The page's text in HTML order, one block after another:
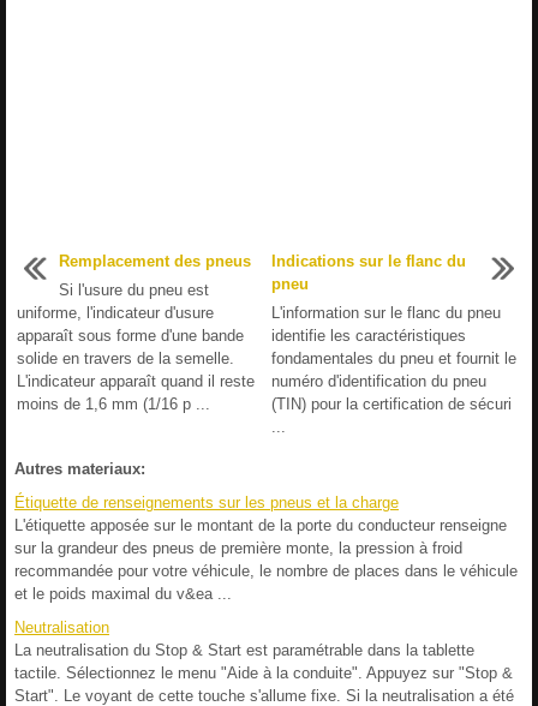
Remplacement des pneus
Si l'usure du pneu est
uniforme, l'indicateur d'usure
apparaît sous forme d'une bande
solide en travers de la semelle.
L'indicateur apparaît quand il reste
moins de 1,6 mm (1/16 p ...
Indications sur le flanc du
pneu
L'information sur le flanc du pneu
identifie les caractéristiques
fondamentales du pneu et fournit le
numéro d'identification du pneu
(TIN) pour la certification de sécuri
Autres materiaux:
Étiquette de renseignements sur les pneus et la charge
L'étiquette apposée sur le montant de la porte du conducteur renseigne
sur la grandeur des pneus de première monte, la pression à froid
recommandée pour votre véhicule, le nombre de places dans le véhicule
et le poids maximal du v&ea ...
Neutralisation
La neutralisation du Stop & Start est paramétrable dans la tablette
tactile. Sélectionnez le menu "Aide à la conduite". Appuyez sur "Stop &
Start". Le voyant de cette touche s'allume fixe. Si la neutralisation a été